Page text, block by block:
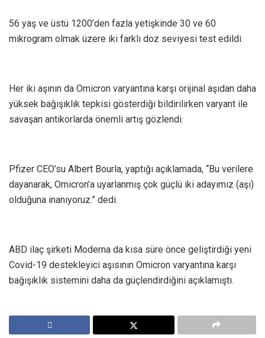
56 yaş ve üstü 1200’den fazla yetişkinde 30 ve 60
mikrogram olmak üzere iki farklı doz seviyesi test edildi.
Her iki aşının da Omicron varyantına karşı orijinal aşıdan daha
yüksek bağışıklık tepkisi gösterdiği bildirilirken varyant ile
savaşan antikorlarda önemli artış gözlendi.
Pfizer CEO’su Albert Bourla, yaptığı açıklamada, “Bu verilere
dayanarak, Omicron’a uyarlanmış çok güçlü iki adayımız (aşı)
olduğuna inanıyoruz.” dedi.
ABD ilaç şirketi Moderna da kısa süre önce geliştirdiği yeni
Covid-19 destekleyici aşısının Omicron varyantına karşı
bağışıklık sistemini daha da güçlendirdiğini açıklamıştı.